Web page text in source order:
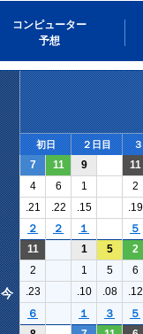
コンピューター
予想
初日 ２日目
7 11 9 11
4 6 1 2
.21
.22 .15 .19
２
２ １ ５
11 1 5 2
2
1 5 6
.23
.10 .08 .12
６
１ ３ ５
今